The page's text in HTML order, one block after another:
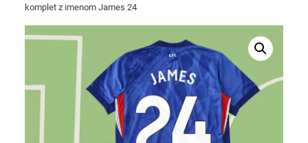
komplet z imenom James 24